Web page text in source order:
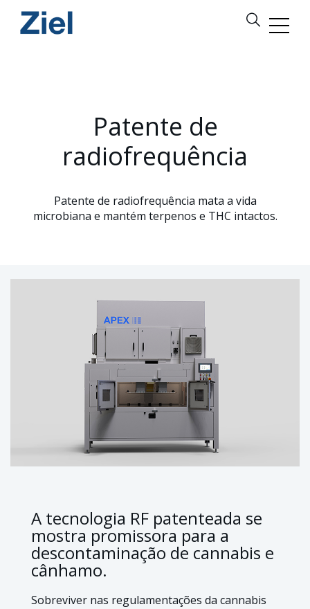
Patente de
radiofrequência
Patente de radiofrequência mata a vida
microbiana e mantém terpenos e THC intactos.
A tecnologia RF patenteada se
mostra promissora para a
descontaminação de cannabis e
cânhamo.
Sobreviver nas regulamentações da cannabis